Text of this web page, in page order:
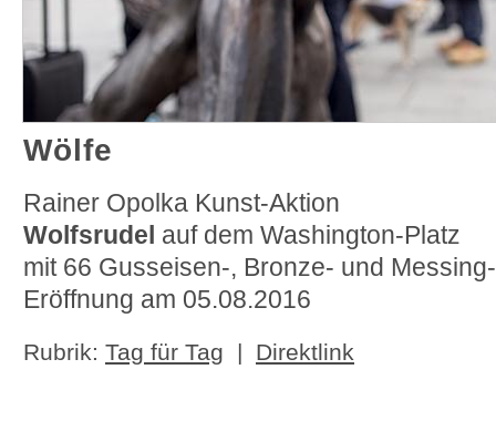
Wölfe
Rainer Opolka Kunst-Aktion
Wolfsrudel auf dem Washington-Platz
mit 66 Gusseisen-, Bronze- und
Eröffnung am 05.08.2016
Rubrik: Tag für Tag | Direktlink